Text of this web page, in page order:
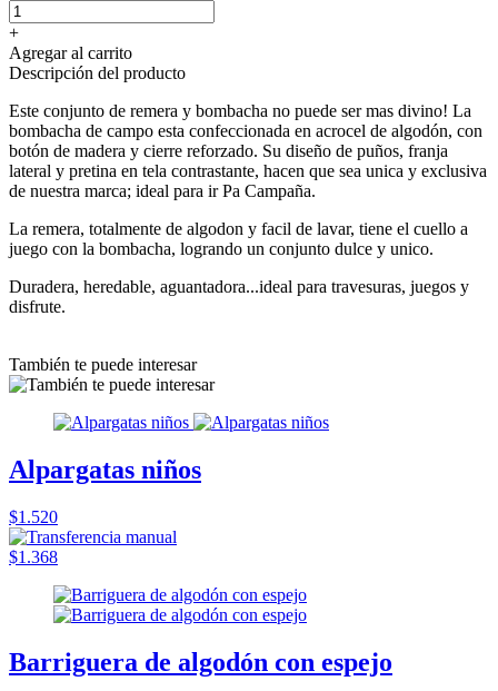
+
Agregar al carrito
Descripción del producto
Este conjunto de remera y bombacha no puede ser mas divino! La
bombacha de campo esta confeccionada en acrocel de algodón, con
botón de madera y cierre reforzado. Su diseño de puños, franja
lateral y pretina en tela contrastante, hacen que sea unica y exclusiva
de nuestra marca; ideal para ir Pa Campaña.
La remera, totalmente de algodon y facil de lavar, tiene el cuello a
juego con la bombacha, logrando un conjunto dulce y unico.
Duradera, heredable, aguantadora...ideal para travesuras, juegos y
disfrute.
También te puede interesar
Alpargatas niños
$1.520
$1.368
Barriguera de algodón con espejo